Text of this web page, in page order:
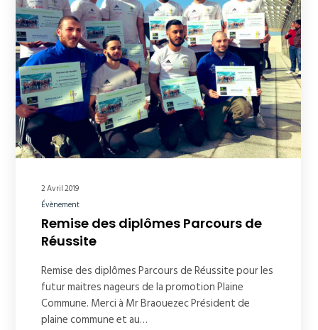
2 Avril 2019
Évènement
Remise des diplômes Parcours de
Réussite
Remise des diplômes Parcours de Réussite pour les
futur maitres nageurs de la promotion Plaine
Commune. Merci à Mr Braouezec Président de
plaine commune et au…